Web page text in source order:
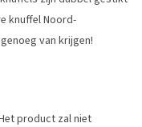
knuffel Noord-
van krijgen!
product zal niet